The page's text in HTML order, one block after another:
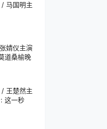
马国明主
婧仪主演
道桑榆晚
王楚然主
这一秒